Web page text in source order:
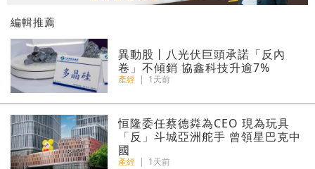
編輯推薦
異動股丨八光伏巨頭承諾「反內
卷」不傾銷 協鑫科技升逾7%
產經 | 1天前
恒隆委任蔡德粦為CEO 現為玩具
「反」斗城亞洲舵手 曾領星巴克中
國
產經 | 1天前